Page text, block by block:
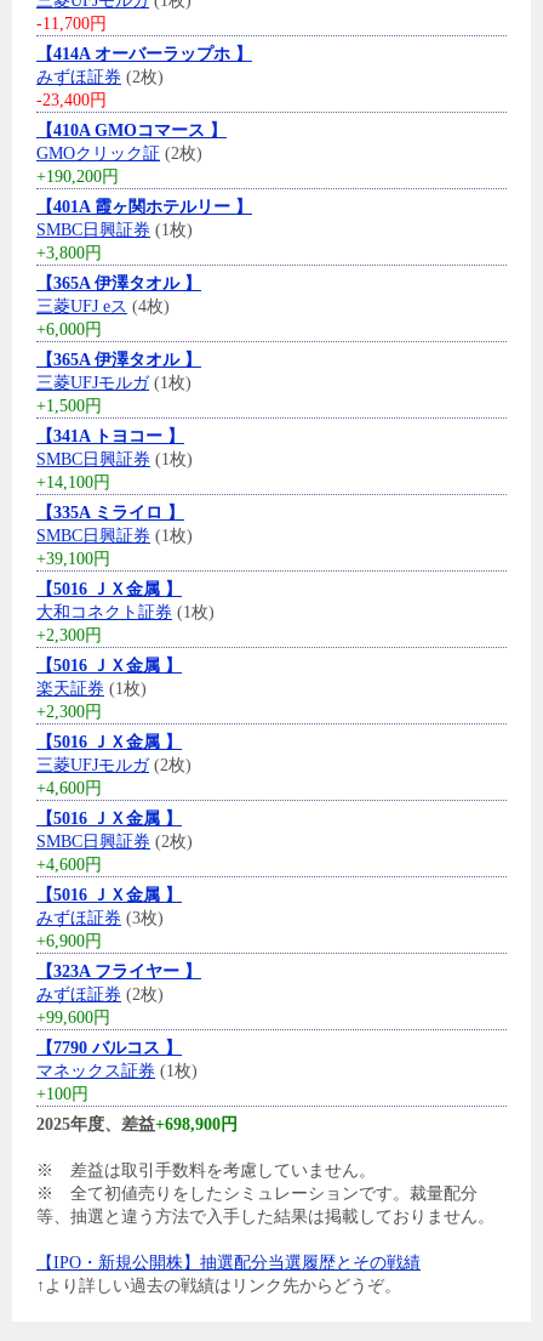
-11,700円
【414A オーバーラップホ 】
みずほ証券 (2枚)
-23,400円
【410A GMOコマース 】
GMOクリック証 (2枚)
+190,200円
【401A 霞ヶ関ホテルリー 】
SMBC日興証券 (1枚)
+3,800円
【365A 伊澤タオル 】
三菱UFJ eス (4枚)
+6,000円
【365A 伊澤タオル 】
三菱UFJモルガ(1枚)
+1,500円
【341A トヨコー 】
SMBC日興証券 (1枚)
+14,100円
【335A ミライロ 】
SMBC日興証券 (1枚)
+39,100円
【5016 ＪＸ金属 】
大和コネクト証券 (1枚)
+2,300円
【5016 ＪＸ金属 】
楽天証券 (1枚)
+2,300円
【5016 ＪＸ金属 】
三菱UFJモルガ(2枚)
+4,600円
【5016 ＪＸ金属 】
SMBC日興証券 (2枚)
+4,600円
【5016 ＪＸ金属 】
みずほ証券 (3枚)
+6,900円
【323A フライヤー 】
みずほ証券 (2枚)
+99,600円
【7790 バルコス 】
マネックス証券 (1枚)
+100円
2025年度、差益+698,900円
※ 差益は取引手数料を考慮していません。
※ 全て初値売りをしたシミュレーションです。裁量配分
等、抽選と違う方法で入手した結果は掲載しておりません。
【IPO・新規公開株】抽選配分当選履歴とその戦績
↑より詳しい過去の戦績はリンク先からどうぞ。